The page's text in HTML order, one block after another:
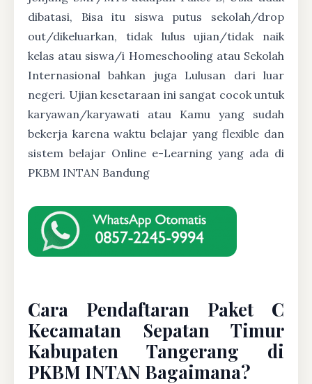
dibatasi, Bisa itu siswa putus sekolah/drop
out/dikeluarkan, tidak lulus ujian/tidak naik
kelas atau siswa/i Homeschooling atau Sekolah
Internasional bahkan juga Lulusan dari luar
negeri. Ujian kesetaraan ini sangat cocok untuk
karyawan/karyawati atau Kamu yang sudah
bekerja karena waktu belajar yang flexible dan
sistem belajar Online e-Learning yang ada di
PKBM INTAN Bandung
Cara Pendaftaran Paket C
Kecamatan Sepatan Timur
Kabupaten Tangerang di
PKBM INTAN Bagaimana?